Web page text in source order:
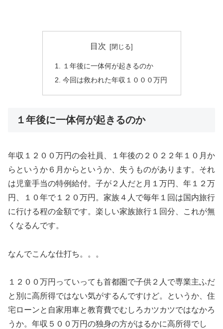
目次
１年後に一体何が起きるのか
今回は救われた年収１０００万円
１年後に一体何が起きるのか
年収１２００万円の会社員、１年後の２０２２年１０月か
らというか６月からというか、失うものがあります。それ
は児童手当の特例給付。子が２人だと月１万円、年１２万
円、１０年で１２０万円。家族４人で毎年１回は国内旅行
に行ける程の金額です。楽しい家族旅行１回分、これが無
くなるんです。
なんでこんな仕打ち。。。
１２００万円っていっても首都圏で子供２人で専業主ふだ
と別に高所得ではない気がするんですけど。というか、住
宅ローンと自家用車と教育費でむしろカツカツではなかろ
うか。年収５００万円の独身の方がはるかに高所得でし